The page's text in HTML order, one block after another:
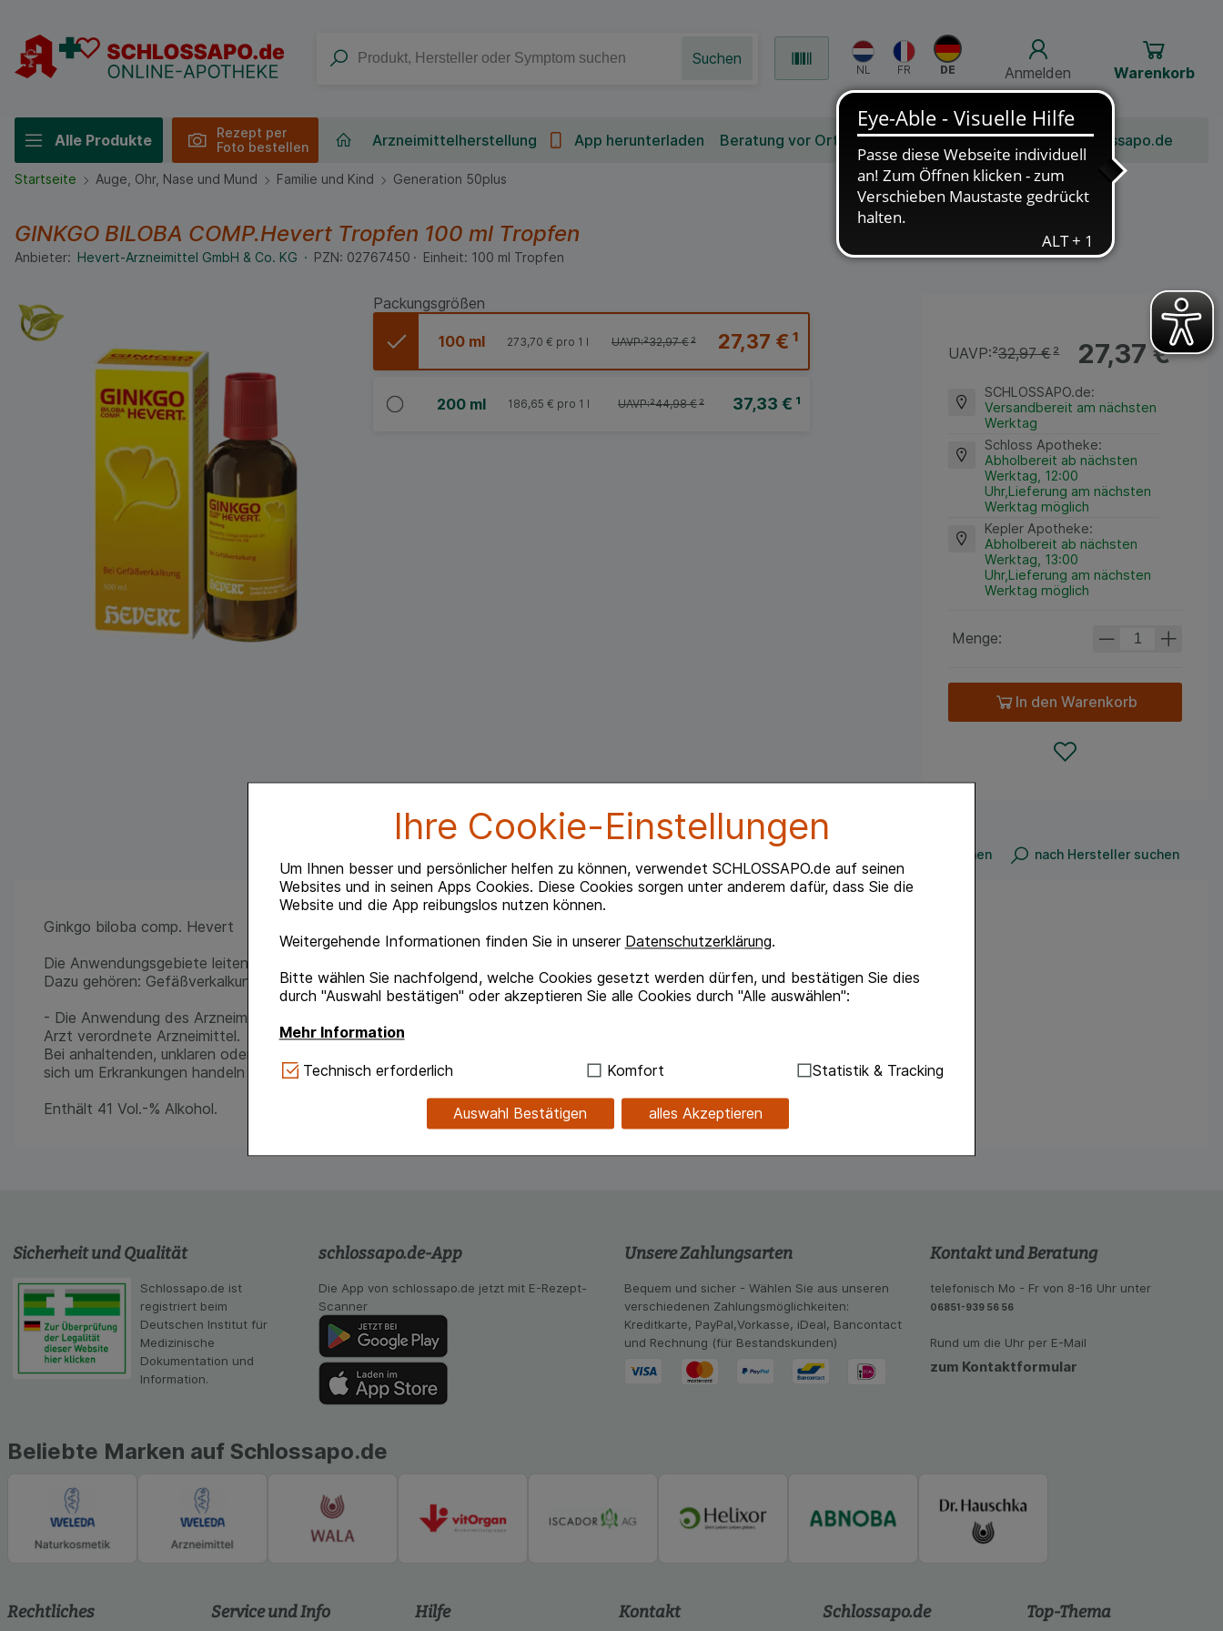
Ihre Cookie-Einstellungen
Um Ihnen besser und persönlicher helfen zu können, verwendet SCHLOSSAPO.de auf seinen
Websites und in seinen Apps Cookies. Diese Cookies sorgen unter anderem dafür, dass Sie die
Website und die App reibungslos nutzen können.
Weitergehende Informationen finden Sie in unserer Datenschutzerklärung.
Bitte wählen Sie nachfolgend, welche Cookies gesetzt werden dürfen, und bestätigen Sie dies
durch "Auswahl bestätigen" oder akzeptieren Sie alle Cookies durch "Alle auswählen":
Mehr Information
Technisch Notwendig:Hierbei handelt es sich um Cookies, die für die Grundfunktionen unserer
verzichtet werden kann.
gestalten, beispielsweise für die Wiedererkennung des Besuchers oder unsere Seite an bevorzugte
unserer Website sammeln, mit deren Hilfe wir unsere Website weiter für Sie optimieren können, den
gestalten. Bitte beachten Sie, dass Daten hierfür teilweise an Dritte wie z.B. Google oder soziale
Medien übertragen werden.
Technisch erforderlich Komfort Statistik & Tracking
Auswahl Bestätigen alles Akzeptieren
Anmelden Warenkorb
Suchen
Alle Produkte
Rezept per
Foto bestellen
Arzneimittelherstellung App herunterladen Beratung vor Ort Bonusprogramm Jobs Über Schlossapo.de
Startseite Auge, Ohr, Nase und Mund Familie und Kind Generation 50plus
GINKGO BILOBA COMP.Hevert Tropfen 100 ml Tropfen
Anbieter: Hevert-Arzneimittel GmbH & Co. KG PZN: 02767450 Einheit: 100 ml Tropfen
Packungsgrößen
100 ml 27,37 €¹
UAVP:²32,97 €²
273,70 € pro 1 l
200 ml 37,33 € ¹
UAVP:²44,98 €²
186,65 € pro 1 l
27,37 €¹
UAVP:²32,97 €²
SCHLOSSAPO.de:
Versandbereit am nächsten
Werktag
Schloss Apotheke:
Abholbereit ab nächsten
Werktag, 12:00
Uhr,Lieferung am nächsten
Werktag möglich
Kepler Apotheke:
Abholbereit ab nächsten
Werktag, 13:00
Uhr,Lieferung am nächsten
Werktag möglich
Menge:
In den Warenkorb
nach Produkt suchen nach Hersteller suchen
Ginkgo biloba comp. Hevert
Die Anwendungsgebiete leiten sich von den homöopathischen Arzneimittelbildern ab.
Dazu gehören: Gefäßverkalkung; Begleittherapie bei Gefäßverkalkung mit Altersbluthochdruck.
- Die Anwendung des Arzneimittels sollte nicht ohne ärztlichen Rat erfolgen und ersetzt nicht andere vom
Arzt verordnete Arzneimittel.
Bei anhaltenden, unklaren oder neu auftretenden Beschwerden sollte ein Arzt aufgesucht werden, da es
sich um Erkrankungen handeln kann, die einer ärztlichen Abklärung bedürfen.
Enthält 41 Vol.-% Alkohol.
Sicherheit und Qualität
Schlossapo.de ist
registriert beim
Deutschen Institut für
Medizinische
Dokumentation und
Information.
schlossapo.de-App
Die App von schlossapo.de jetzt mit E-Rezept-
Scanner
Unsere Zahlungsarten
Bequem und sicher - Wählen Sie aus unseren
verschiedenen Zahlungsmöglichkeiten:
Kreditkarte, PayPal,Vorkasse, iDeal, Bancontact
und Rechnung (für Bestandskunden)
Kontakt und Beratung
telefonisch Mo - Fr von 8-16 Uhr unter
06851-939 56 56
Rund um die Uhr per E-Mail
zum Kontaktformular
Beliebte Marken auf Schlossapo.de
Rechtliches Service und Info Hilfe Kontakt Schlossapo.de Top-Thema